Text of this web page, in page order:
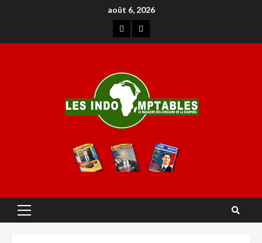
août 6, 2026